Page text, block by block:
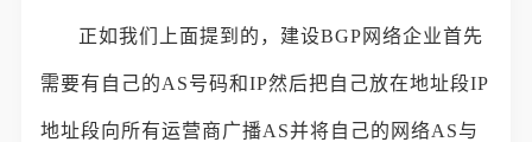
正如我们上面提到的，建设BGP网络企业首先
需要有自己的AS号码和IP然后把自己放在地址段IP
地址段向所有运营商广播AS并将自己的网络AS与